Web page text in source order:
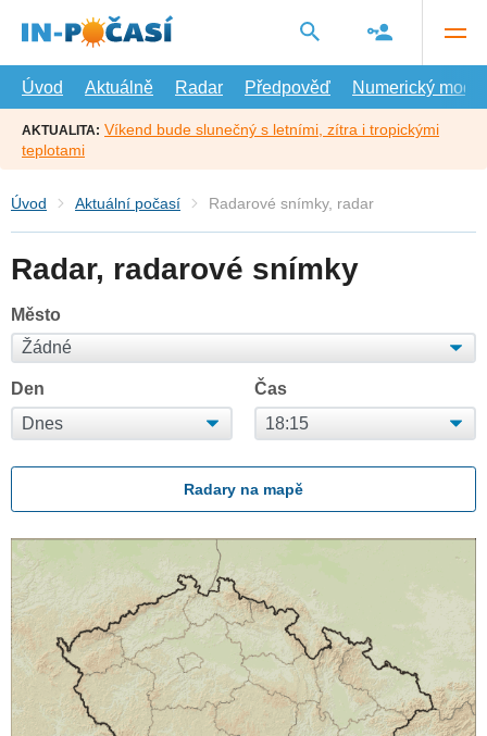
hlavní
Úvod
Aktuálně Radar Předpověď Numerický model
AKTUALITA: Víkend bude slunečný s letními, zítra i tropickými
teplotami
Úvod Aktuální počasí Radarové snímky, radar
Radar, radarové snímky
Město
Den Čas
Radary na mapě